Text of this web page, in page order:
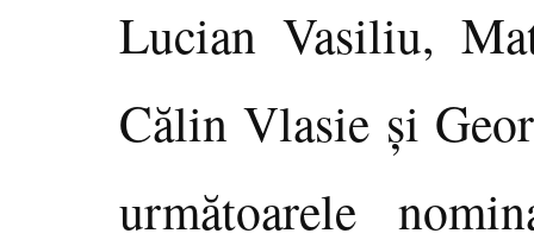
Lucian Vasiliu,
Călin Vlasie şi
următoarele